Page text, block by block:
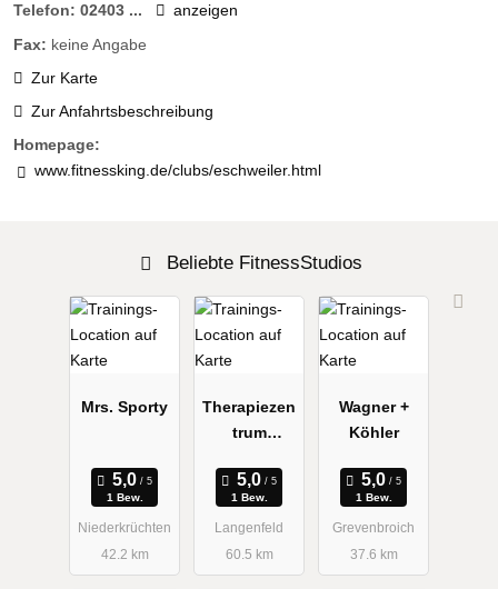
Telefon: 02403 ...
anzeigen
Fax: keine Angabe
Zur Karte
Zur Anfahrtsbeschreibung
Homepage:
www.fitnessking.de/clubs/eschweiler.html
Beliebte FitnessStudios
Mrs. Sporty
1 Bew.
Niederkrüchten
42.2 km
Therapiezen
trum
Göddertz
1 Bew.
Langenfeld
60.5 km
Wagner +
Köhler
1 Bew.
Grevenbroich
37.6 km